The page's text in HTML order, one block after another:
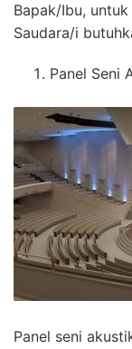
Bapak/Ibu,
Saudara/i
Panel Seni
Panel seni